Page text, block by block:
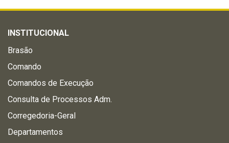
INSTITUCIONAL
Brasão
Comando
Comandos de Execução
Consulta de Processos Adm.
Corregedoria-Geral
Departamentos